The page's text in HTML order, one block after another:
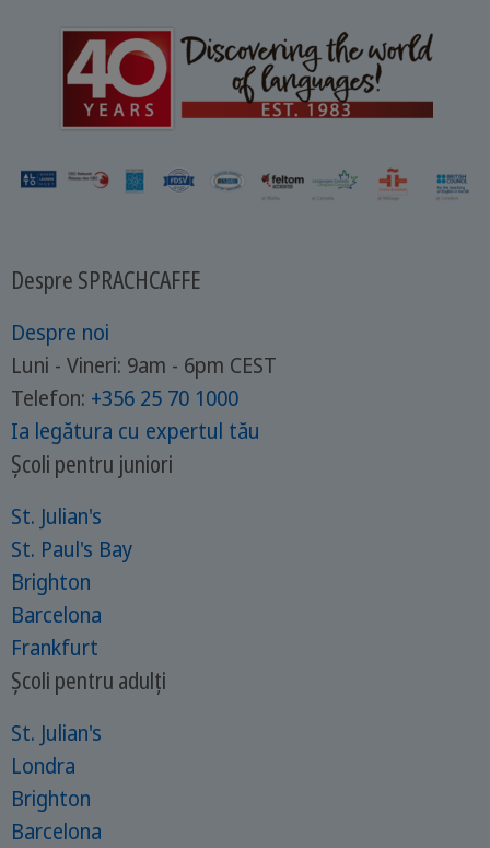
Despre SPRACHCAFFE
Despre noi
Luni - Vineri: 9am - 6pm CEST
Telefon: +356 25 70 1000
Ia legătura cu expertul tău
Școli pentru juniori
St. Julian's
St. Paul's Bay
Brighton
Barcelona
Frankfurt
Școli pentru adulți
St. Julian's
Londra
Brighton
Barcelona